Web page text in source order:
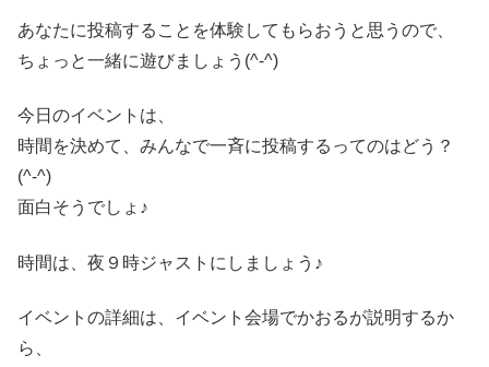
あなたに投稿することを体験してもらおうと思うので、
ちょっと一緒に遊びましょう(^-^)
今日のイベントは、
時間を決めて、みんなで一斉に投稿するってのはどう？
(^-^)
面白そうでしょ♪
時間は、夜９時ジャストにしましょう♪
イベントの詳細は、イベント会場でかおるが説明するか
ら、